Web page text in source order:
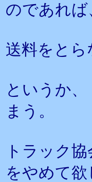
のであれば
送料をと
というか
まう。
トラック
をやめて欲